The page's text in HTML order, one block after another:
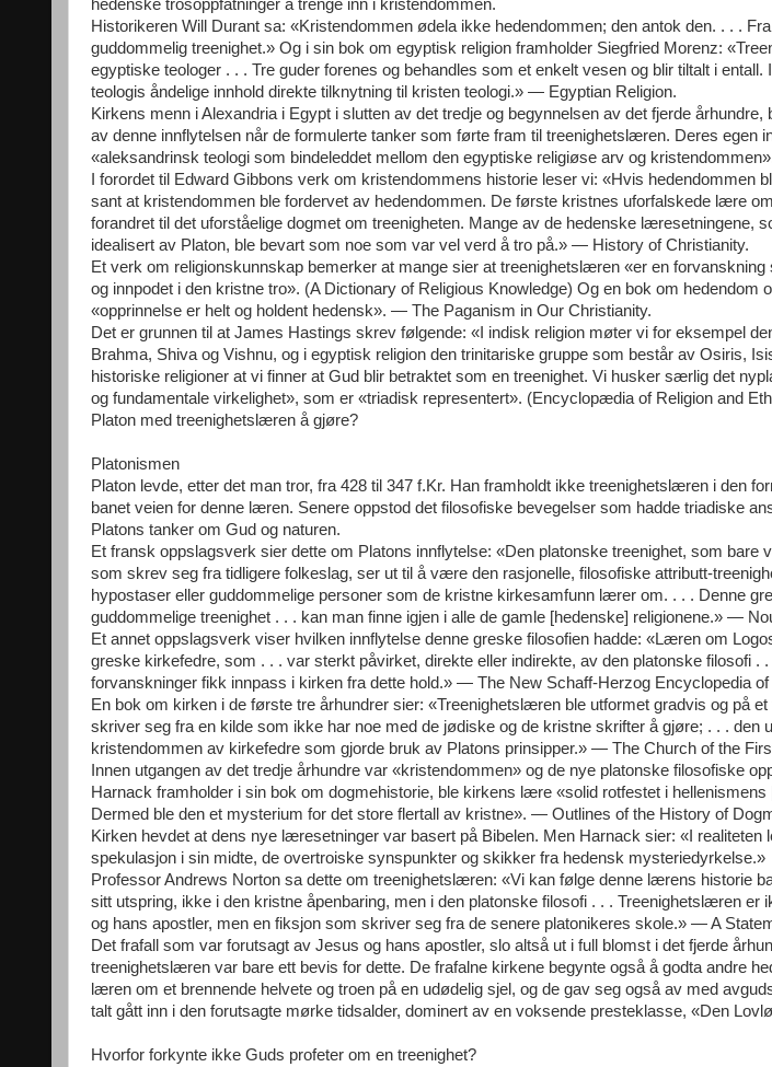
hedenske trosoppfatninger å trenge inn i kristendommen.
Historikeren Will Durant sa: «Kristendommen ødela ikke hedendommen; den antok den. . . .
guddommelig treenighet.» Og i sin bok om egyptisk religion framholder Siegfried Morenz:
egyptiske teologer . . . Tre guder forenes og behandles som et enkelt vesen og blir tiltalt i
teologis åndelige innhold direkte tilknytning til kristen teologi.» — Egyptian Religion.
Kirkens menn i Alexandria i Egypt i slutten av det tredje og begynnelsen av det fjerde
av denne innflytelsen når de formulerte tanker som førte fram til treenighetslæren. Deres egen
«aleksandrinsk teologi som bindeleddet mellom den egyptiske religiøse arv og
I forordet til Edward Gibbons verk om kristendommens historie leser vi: «Hvis hedendommen
sant at kristendommen ble fordervet av hedendommen. De første kristnes uforfalskede lære
forandret til det uforståelige dogmet om treenigheten. Mange av de hedenske læresetningene,
idealisert av Platon, ble bevart som noe som var vel verd å tro på.» — History of Christianity.
Et verk om religionskunnskap bemerker at mange sier at treenighetslæren «er en
og innpodet i den kristne tro». (A Dictionary of Religious Knowledge) Og en bok om
«opprinnelse er helt og holdent hedensk». — The Paganism in Our Christianity.
Det er grunnen til at James Hastings skrev følgende: «I indisk religion møter vi for eksempel
Brahma, Shiva og Vishnu, og i egyptisk religion den trinitariske gruppe som består av Osiris,
historiske religioner at vi finner at Gud blir betraktet som en treenighet. Vi husker særlig det
og fundamentale virkelighet», som er «triadisk representert». (Encyclopædia of Religion and
Platon med treenighetslæren å gjøre?
Platonismen
Platon levde, etter det man tror, fra 428 til 347 f.Kr. Han framholdt ikke treenighetslæren i den
banet veien for denne læren. Senere oppstod det filosofiske bevegelser som hadde triadiske
Platons tanker om Gud og naturen.
Et fransk oppslagsverk sier dette om Platons innflytelse: «Den platonske treenighet, som bare
som skrev seg fra tidligere folkeslag, ser ut til å være den rasjonelle, filosofiske attributt-
hypostaser eller guddommelige personer som de kristne kirkesamfunn lærer om. . . . Denne
guddommelige treenighet . . . kan man finne igjen i alle de gamle [hedenske] religionene.» —
Et annet oppslagsverk viser hvilken innflytelse denne greske filosofien hadde: «Læren om
greske kirkefedre, som . . . var sterkt påvirket, direkte eller indirekte, av den platonske filosofi .
forvanskninger fikk innpass i kirken fra dette hold.» — The New Schaff-Herzog Encyclopedia of
En bok om kirken i de første tre århundrer sier: «Treenighetslæren ble utformet gradvis og på
skriver seg fra en kilde som ikke har noe med de jødiske og de kristne skrifter å gjøre; . . . den
kristendommen av kirkefedre som gjorde bruk av Platons prinsipper.» — The Church of the
Innen utgangen av det tredje århundre var «kristendommen» og de nye platonske filosofiske
Harnack framholder i sin bok om dogmehistorie, ble kirkens lære «solid rotfestet i
Dermed ble den et mysterium for det store flertall av kristne». — Outlines of the History of
Kirken hevdet at dens nye læresetninger var basert på Bibelen. Men Harnack sier: «I realiteten
spekulasjon i sin midte, de overtroiske synspunkter og skikker fra hedensk mysteriedyrkelse.»
Professor Andrews Norton sa dette om treenighetslæren: «Vi kan følge denne lærens historie
sitt utspring, ikke i den kristne åpenbaring, men i den platonske filosofi . . . Treenighetslæren
og hans apostler, men en fiksjon som skriver seg fra de senere platonikeres skole.» — A
Det frafall som var forutsagt av Jesus og hans apostler, slo altså ut i full blomst i det fjerde
treenighetslæren var bare ett bevis for dette. De frafalne kirkene begynte også å godta andre
læren om et brennende helvete og troen på en udødelig sjel, og de gav seg også av med
talt gått inn i den forutsagte mørke tidsalder, dominert av en voksende presteklasse, «Den
Hvorfor forkynte ikke Guds profeter om en treenighet?